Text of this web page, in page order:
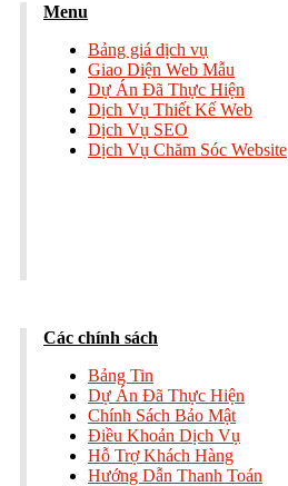
Menu
Bảng giá dịch vụ
Giao Diện Web Mẫu
Dự Án Đã Thực Hiện
Dịch Vụ Thiết Kế Web
Dịch Vụ SEO
Dịch Vụ Chăm Sóc Website
Các chính sách
Bảng Tin
Dự Án Đã Thực Hiện
Chính Sách Bảo Mật
Điều Khoản Dịch Vụ
Hỗ Trợ Khách Hàng
Hướng Dẫn Thanh Toán